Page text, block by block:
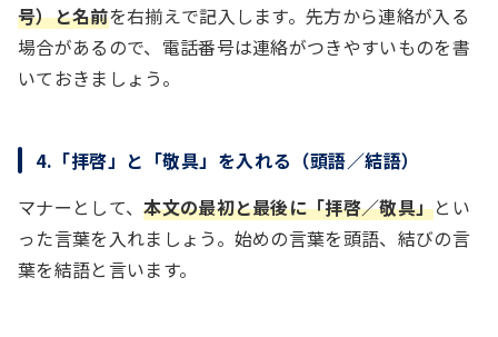
号）と名前を右揃えで記入します。先方から連絡が入る
場合があるので、電話番号は連絡がつきやすいものを書
いておきましょう。
4.「拝啓」と「敬具」を入れる（頭語／結語）
マナーとして、本文の最初と最後に「拝啓／敬具」とい
った言葉を入れましょう。始めの言葉を頭語、結びの言
葉を結語と言います。